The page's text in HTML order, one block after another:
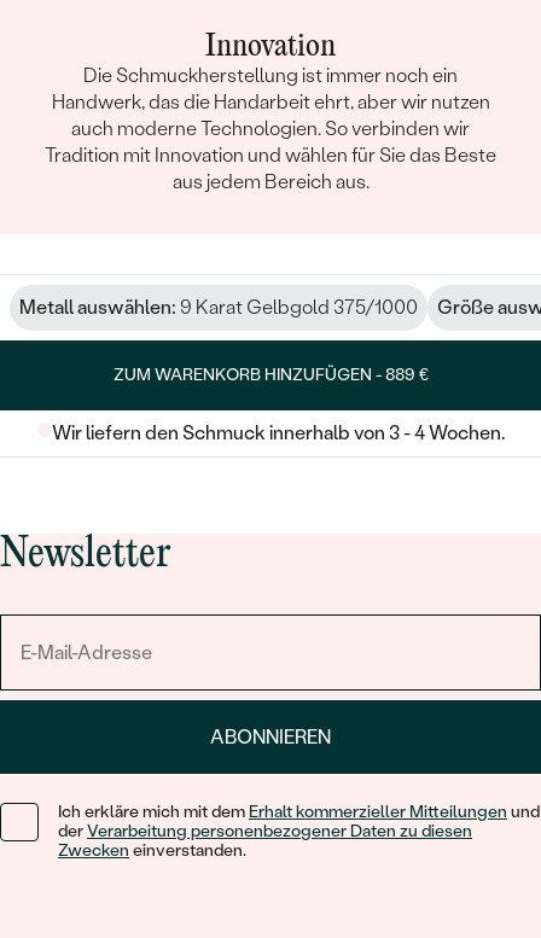
Innovation
Die Schmuckherstellung ist immer noch ein
Handwerk, das die Handarbeit ehrt, aber wir nutzen
auch moderne Technologien. So verbinden wir
Tradition mit Innovation und wählen für Sie das Beste
aus jedem Bereich aus.
Metall auswählen: 9 Karat Gelbgold 375/1000 Größe
ZUM WARENKORB HINZUFÜGEN -889 €
Wir liefern den Schmuck innerhalb von 3 - 4 Wochen.
Newsletter
ABONNIEREN
Ich erkläre mich mit dem Erhalt kommerzieller Mitteilungen und
derVerarbeitung personenbezogener Daten zu diesen
Zwecken einverstanden.